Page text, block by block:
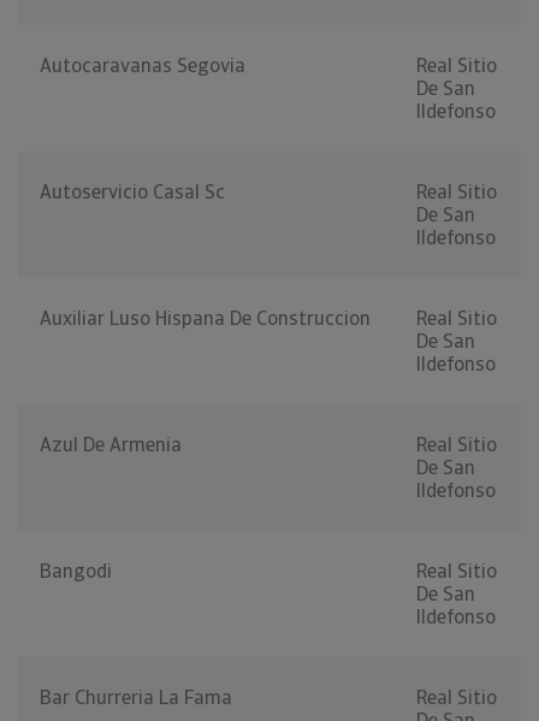
Autocaravanas Segovia
Real Sitio
De San
Ildefonso
Autoservicio Casal Sc
Real Sitio
De San
Ildefonso
Auxiliar Luso Hispana De Construccion
Real Sitio
De San
Ildefonso
Azul De Armenia
Real Sitio
De San
Ildefonso
Bangodi
Real Sitio
De San
Ildefonso
Bar Churreria La Fama
Real Sitio